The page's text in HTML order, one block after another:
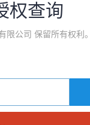
权查询
限公司 保留所有权利